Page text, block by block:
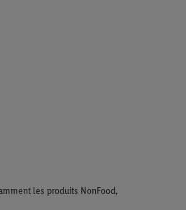
les produits NonFood,